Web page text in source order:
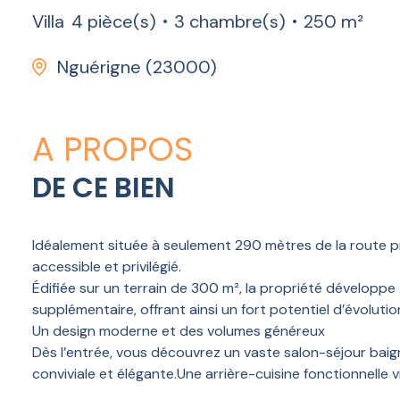
Villa 4 pièce(s) 3 chambre(s)
250 m²
Nguérigne (23000)
A PROPOS
DE CE BIEN
Idéalement située à seulement 290 mètres de la route
accessible et privilégié.
Édifiée sur un terrain de 300 m², la propriété
supplémentaire, offrant ainsi un fort potentiel
Un design moderne et des volumes généreux
Dès l’entrée, vous découvrez un vaste salon-séjour
conviviale et élégante.Une arrière-cuisine fonctionnelle